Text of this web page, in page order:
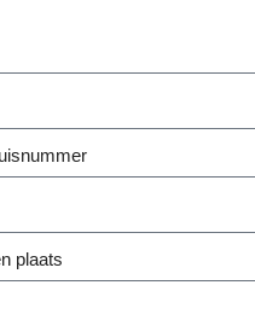
plaats